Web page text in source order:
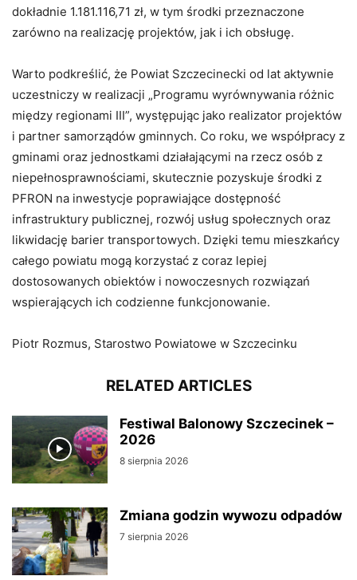
dokładnie 1.181.116,71 zł, w tym środki przeznaczone
zarówno na realizację projektów, jak i ich obsługę.
Warto podkreślić, że Powiat Szczecinecki od lat aktywnie
uczestniczy w realizacji „Programu wyrównywania różnic
między regionami III”, występując jako realizator projektów
i partner samorządów gminnych. Co roku, we współpracy z
gminami oraz jednostkami działającymi na rzecz osób z
niepełnosprawnościami, skutecznie pozyskuje środki z
PFRON na inwestycje poprawiające dostępność
infrastruktury publicznej, rozwój usług społecznych oraz
likwidację barier transportowych. Dzięki temu mieszkańcy
całego powiatu mogą korzystać z coraz lepiej
dostosowanych obiektów i nowoczesnych rozwiązań
wspierających ich codzienne funkcjonowanie.
Piotr Rozmus, Starostwo Powiatowe w Szczecinku
RELATED ARTICLES
Festiwal Balonowy Szczecinek –
2026
8 sierpnia 2026
Zmiana godzin wywozu odpadów
7 sierpnia 2026